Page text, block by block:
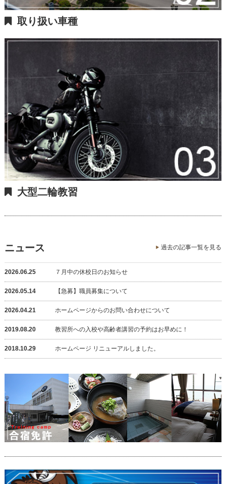
取り扱い車種
大型二輪教習
ニュース 過去の記事一覧を見る
2026.06.25 ７月中の休校日のお知らせ
2026.05.14 【急募】職員募集について
2026.04.21 ホームページからのお問い合わせについて
2019.08.20 教習所への入校や高齢者講習の予約はお早めに！
2018.10.29 ホームページ リニューアルしました。